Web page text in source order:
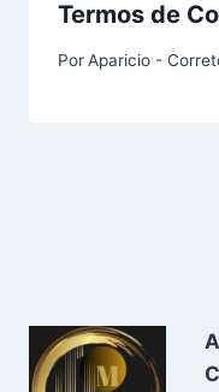
Termos de
PorAparicio -